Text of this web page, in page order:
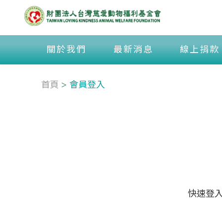
關於我們 最新消息 線上捐款
首頁 會員登入
快速登